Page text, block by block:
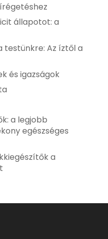
állapotot: a
testünkre: Az íztől a
és igazságok
a legjobb
egészséges
a